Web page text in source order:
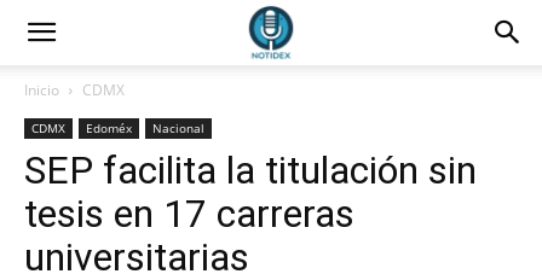
Inicio CDMX
CDMX Edoméx Nacional
SEP facilita la titulación sin
tesis en 17 carreras
universitarias